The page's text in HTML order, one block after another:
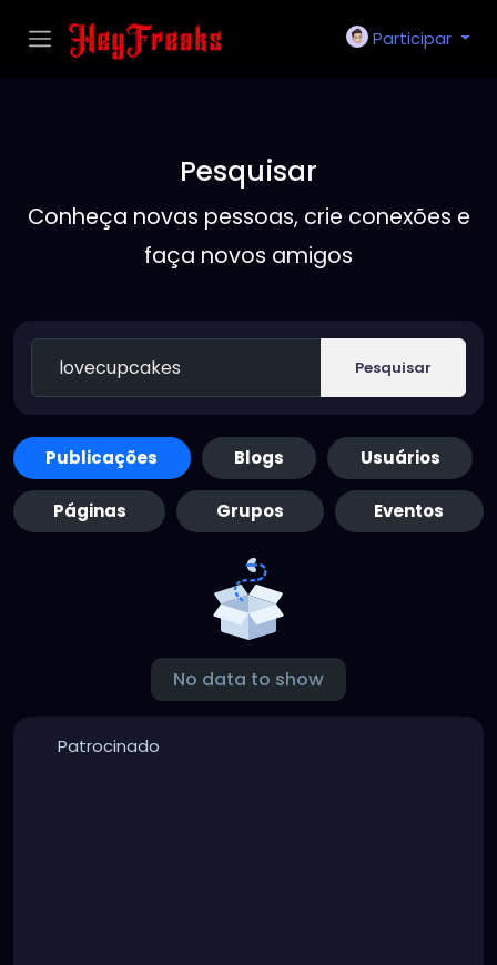
Participar
Pesquisar
Conheça novas pessoas, crie conexões e
faça novos amigos
Pesquisar
Publicações Blogs Usuários
Páginas Grupos Eventos
No data to show
Patrocinado